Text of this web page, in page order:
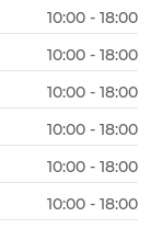
10:00 - 18:00
10:00 - 18:00
10:00 - 18:00
10:00 - 18:00
10:00 - 18:00
10:00 - 18:00